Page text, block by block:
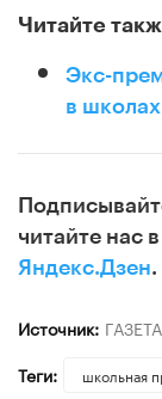
Читайте
Экс-
в
читайте нас
Яндекс.Дзен.
Источник:
Теги:
школьная